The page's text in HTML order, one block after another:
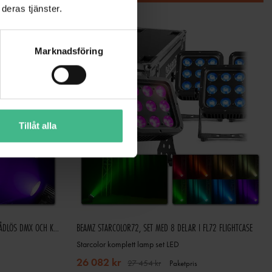
tjänster.
Marknadsföring
Tillåt alla
BEAMZ COB50 LJUSSET MED 4X COB50, TRÅDLÖS DMX OCH KONTROLLER BEAMZ STARCOLOR72, SET MED 8 DELAR I FL72 FLIGHTCASE
Starcolor komplett lamp set LED
26 082 kr 27 454 kr Paketpris